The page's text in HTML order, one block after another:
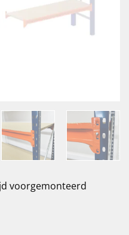
voorgemonteerd